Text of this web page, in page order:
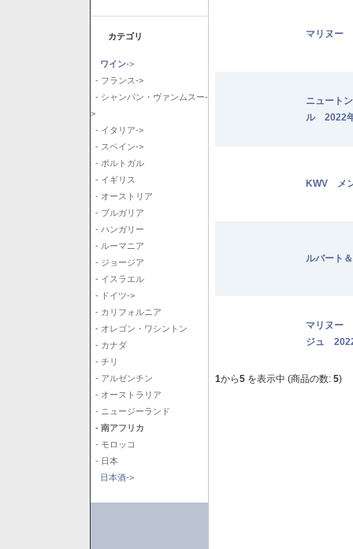
カテゴリ
ワイン->
- フランス->
- シャンパン・ヴァンムスー-
>
- イタリア->
- スペイン->
- ポルトガル
- イギリス
- オーストリア
- ブルガリア
- ハンガリー
- ルーマニア
- ジョージア
- イスラエル
- ドイツ->
- カリフォルニア
- オレゴン・ワシントン
- カナダ
- チリ
- アルゼンチン
- オーストラリア
- ニュージーランド
- 南アフリカ
- モロッコ
- 日本
日本酒->
マリヌー
ニュート
ル 2022
KWV メ
ルバート
マリヌー
ジュ
1から5 を表示中 (商品の数: 5)